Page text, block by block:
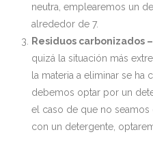
neutra, emplearemos un
alrededor de 7.
Residuos carbonizados
quizá la situación más
la materia a eliminar se ha
debemos optar por un
el caso de que no seamos
con un detergente,